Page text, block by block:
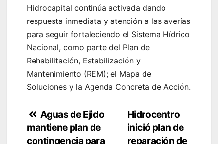
Hidrocapital continúa activada dando
respuesta inmediata y atención a las averías
para seguir fortaleciendo el Sistema Hídrico
Nacional, como parte del Plan de
Rehabilitación, Estabilización y
Mantenimiento (REM); el Mapa de
Soluciones y la Agenda Concreta de Acción.
Navegación
de
Hidrocentro
inició plan de
reparación de
Aguas de Ejido
mantiene plan de
contingencia para